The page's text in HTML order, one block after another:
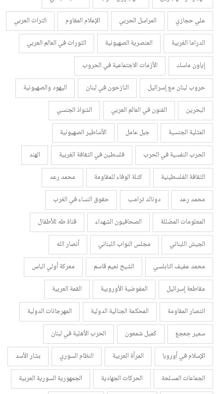
علي حجازي
المراسل الحربي الإعلام المقاوم
التراث العربي
الدراما الغربية
العنصرية الصهيونية
الثورات في العالم العربي
إياون ماسك
الأزمات الاجتماعية في الحروب
حروب لبنان مع إسرائيل
النازحون في لبنان
اليهود والصهيونية
البحرين
الفنون في العالم العربي
الشواذ الجنسي
المثلية الجنسية
جبل عامل
الأساطير الصهيونية
الحرب النفسية في الحرب
فلسطين في الثقافة الغربية
الهند
الثقافة الفلسطينية
كتلة الوفاء للمقاومة
محمد رعد
محمد رعد
دونالد ترامب
حقوق النساء في الغرب
المعلومات المضللة
الصحافيون الشهداء
قناة طه للأطفال
الجيش اللبناني
مجلس النواب اللبناني
أنصار الله
محمد عفيف النابلسي
الشيخ نعيم قاسم
معركة أولي الباس
مقاطعة إسرائيل
المفوضية الأوروبية
القمة العربية
انتصار المقاومة
المحكمة الجنائية الدولية
المهرجانات الدولية
سمير جعجع
كميل شمعون
الحرب الأهلية في لبنان
الإسلام في أوروبا
المرأة العربية النظام السوري
بشار الأسد
الجماعات المسلحة
الحركات الجهادية
الجمهورية السورية العربية